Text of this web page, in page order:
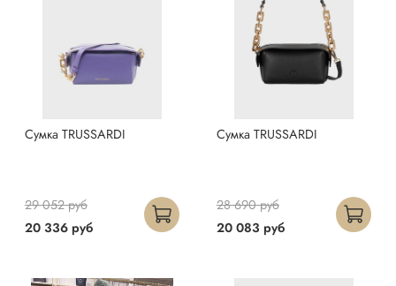
Сумка TRUSSARDI
20 336 руб
29 052 руб
Сумка TRUSSARDI
20 083 руб
28 690 руб